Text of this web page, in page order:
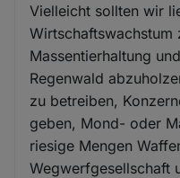
Vielleicht sollten wir
Massentierhaltung
Regenwald
zu betreiben,
geben, Mond- oder
riesige Mengen
Wegwerfgesellschaft